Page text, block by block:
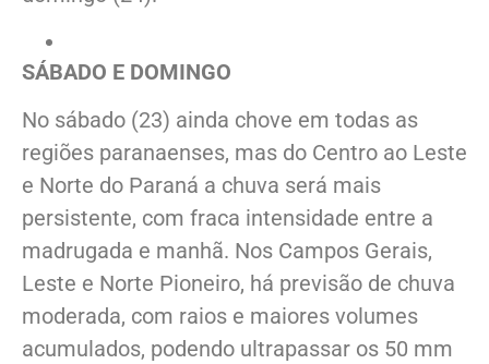
SÁBADO E DOMINGO
No sábado (23) ainda chove em todas as
regiões paranaenses, mas do Centro ao Leste
e Norte do Paraná a chuva será mais
persistente, com fraca intensidade entre a
madrugada e manhã. Nos Campos Gerais,
Leste e Norte Pioneiro, há previsão de chuva
moderada, com raios e maiores volumes
acumulados, podendo ultrapassar os 50 mm